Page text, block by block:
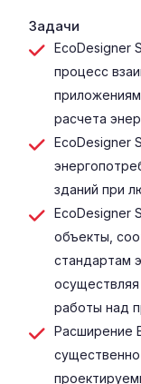
Задачи
EcoDesigner
процесс
расчета
EcoDesigner
зданий при
EcoDesigner
объекты,
стандартам
работы над
Расширение